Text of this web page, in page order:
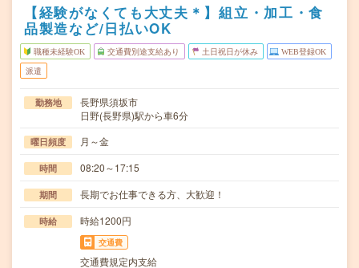
【経験がなくても大丈夫＊】組立・加工・食
品製造など/日払いOK
職種未経験OK 交通費別途支給あり 土日祝日が休み WEB登録OK
派遣
勤務地
長野県須坂市
日野(長野県)駅から車6分
曜日頻度 月～金
時間 08:20～17:15
期間 長期でお仕事できる方、大歓迎！
時給 時給1200円
交通費
交通費規定内支給